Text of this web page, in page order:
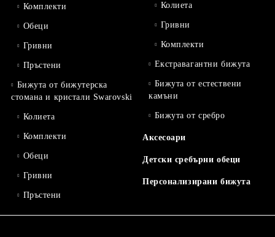
Комплекти
Обеци
Гривни
Пръстени
Бижута от бижутерска
стомана и кристали Swarovski
Колиета
Комплекти
Обеци
Гривни
Пръстени
Колиета
Гривни
Комплекти
Екстравагантни бижута
Бижута от естествени
камъни
Бижута от сребро
Аксесоари
Детски сребърни обеци
Персонализирани бижута